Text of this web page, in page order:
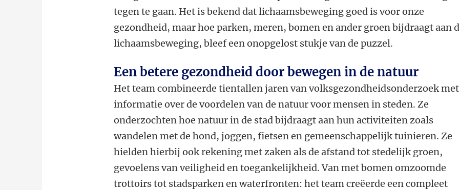
tegen te gaan. Het is bekend dat lichaamsbeweging goed is voor onze
gezondheid, maar hoe parken, meren, bomen en ander groen bijdraagt aan
lichaamsbeweging, bleef een onopgelost stukje van de puzzel.
Een betere gezondheid door bewegen in de natuur
Het team combineerde tientallen jaren van volksgezondheidsonderzoek met
informatie over de voordelen van de natuur voor mensen in steden. Ze
onderzochten hoe natuur in de stad bijdraagt aan hun activiteiten zoals
wandelen met de hond, joggen, fietsen en gemeenschappelijk tuinieren. Ze
hielden hierbij ook rekening met zaken als de afstand tot stedelijk groen,
gevoelens van veiligheid en toegankelijkheid. Van met bomen omzoomde
trottoirs tot stadsparken en waterfronten: het team creëerde een compleet